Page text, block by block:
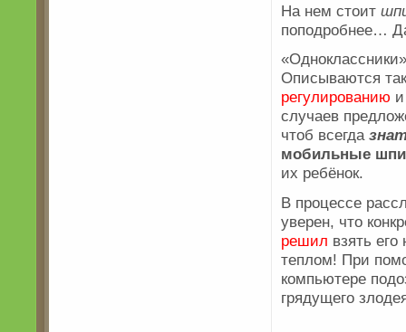
На нем стоит
поподробнее…
Описываются
регулированию
случаев
чтоб всегда
мобильные
их ребёнок.
В процессе
уверен, что
решил взять
теплом! При
компьютере
грядущего